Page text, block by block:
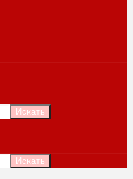
Искать
Искать